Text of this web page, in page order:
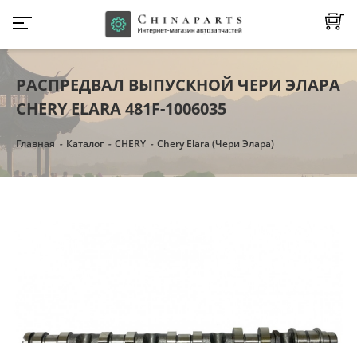
РАСПРЕДВАЛ ВЫПУСКНОЙ ЧЕРИ ЭЛАРА
CHERY ELARA 481F-1006035
Главная Каталог CHERY Chery Elara (Чери Элара)